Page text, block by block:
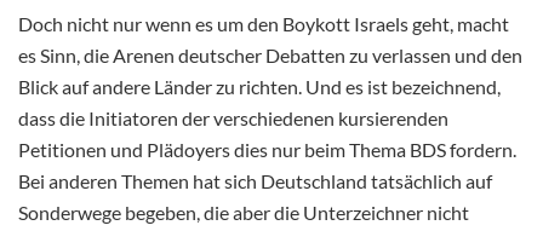
Doch nicht nurwenn es um den Boykott Israels geht, macht
es Sinn, die Arenen deutscher Debatten zu verlassen und den
Blick auf andere Länder zu richten. Und es ist bezeichnend,
dass die Initiatoren der verschiedenen kursierenden
Petitionen und Plädoyers dies nur beim Thema BDSfordern.
Bei anderen Themen hat sich Deutschland tatsächlich auf
Sonderwege begeben, die aber die Unterzeichner nicht